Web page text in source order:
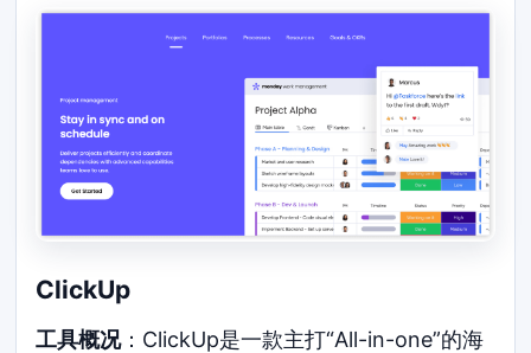
ClickUp
工具概况：ClickUp是一款主打“All-in-one”的海